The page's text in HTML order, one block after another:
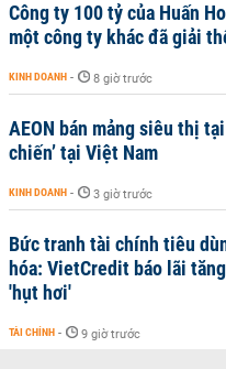
Công ty 100 tỷ của Huấn
một công ty khác đã giải
KINH DOANH - 8 giờ trước
AEON bán mảng siêu thị
chiến’ tại Việt Nam
KINH DOANH - 3 giờ trước
Bức tranh tài chính tiêu
hóa: VietCredit báo lãi
'hụt hơi'
TÀI CHÍNH - 9 giờ trước